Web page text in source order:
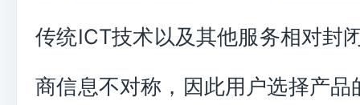
传统ICT技术以及其他服务相对封
商信息不对称，因此用户选择产品